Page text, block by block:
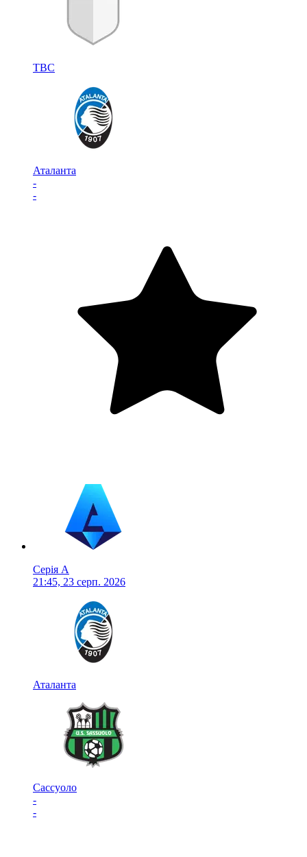
TBC
Аталанта
-
-
Серія А
21:45, 23 серп. 2026
Аталанта
Сассуоло
-
-